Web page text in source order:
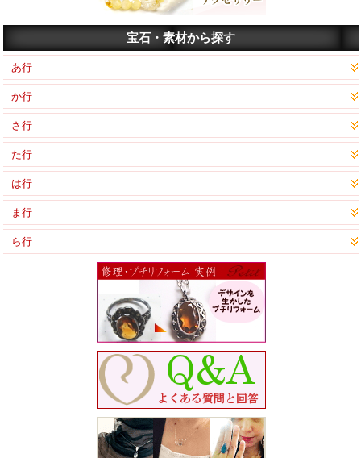
宝石・素材から探す
あ行
か行
さ行
た行
は行
ま行
ら行